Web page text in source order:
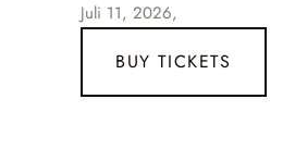
Juli 11, 2026,
BUY TICKETS